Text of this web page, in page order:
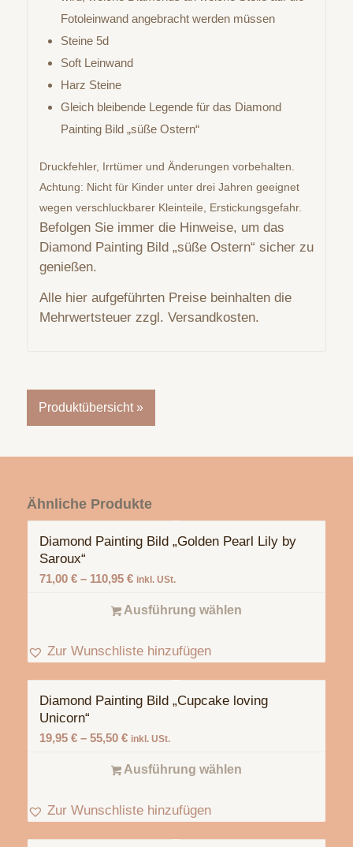
Fotoleinwand angebracht werden müssen
Steine 5d
Soft Leinwand
Harz Steine
Gleich bleibende Legende für das Diamond
Painting Bild „süße Ostern“
Druckfehler, Irrtümer und Änderungen vorbehalten.
Achtung: Nicht für Kinder unter drei Jahren geeignet
wegen verschluckbarer Kleinteile, Erstickungsgefahr.
Befolgen Sie immer die Hinweise, um das
Diamond Painting Bild „süße Ostern“ sicher zu
genießen.
Alle hier aufgeführten Preise beinhalten die
Mehrwertsteuer zzgl. Versandkosten.
Produktübersicht »
Ähnliche Produkte
Diamond Painting Bild „Golden Pearl Lily by
Saroux“
71,00 €– 110,95 € inkl. USt.
Ausführung wählen
Zur Wunschliste hinzufügen
Diamond Painting Bild „Cupcake loving
Unicorn“
19,95 €– 55,50 € inkl. USt.
Ausführung wählen
Zur Wunschliste hinzufügen